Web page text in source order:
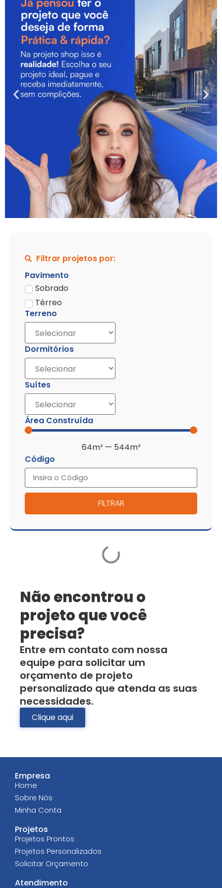
Pavimento
Sobrado
Térreo
Terreno
Dormitórios
Suítes
Área Construída
64m² — 544m²
Código
FILTRAR
Filtrar projetos por:
Não encontrou o
projeto que você
precisa?
Entre em contato com nossa
equipe para solicitar um
orçamento de projeto
personalizado que atenda as suas
necessidades.
Clique aqui
Projetos
Projetos Prontos
Projetos Personalizados
Solicitar Orçamento
Atendimento
Empresa
Home
Sobre Nós
Minha Conta